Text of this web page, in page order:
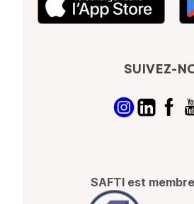
SUIVEZ-
SAFTI est membre